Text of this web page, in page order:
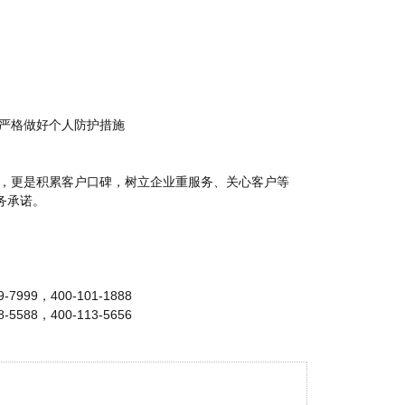
格做好个人防护措施
更是积累客户口碑，树立企业重服务、关心客户等
诺。
7999，400-101-1888
5588，400-113-5656